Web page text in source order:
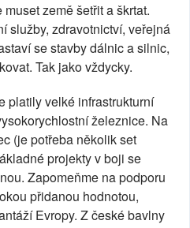
země šetřit a škrtat.
služby, zdravotnictví, veřejná
se stavby dálnic a silnic,
Tak jako vždycky.
platily velké infrastrukturní
železnice. Na
(je potřeba několik set
projekty v boji se
Zapomeňme na podporu
přidanou hodnotou,
Evropy. Z české bavlny